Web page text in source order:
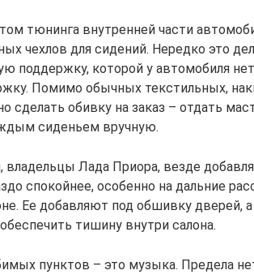
тюнинга внутренней части
чехлов для сидений. Нередко это
поддержку, которой у автомобиля
Помимо обычных текстильных,
сделать обивку на заказ – отдать
сиденьем вручную.
владельцы Лада Приора, везде
спокойнее, особенно на дальние
Ее добавляют под обшивку дверей,
тишину внутри салона.
пунктов – это музыка. Предела